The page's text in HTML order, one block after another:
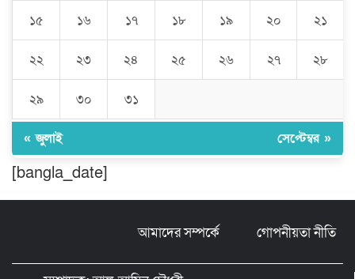
বিশ্বনাথে ‘প্রবাসী ওয়েলফেয়ার
গ্রেফতার ১ সিল-স্টাম্প প্যাড জব্দ।
ফেন্সিডিল ও ৩২ হাজার টাকা উদ্ধার, আটক ১
মাদকবিরোধী ক্যাম্পেইন
১৫ ১৬ ১৭ ১৮ ১৯ ২০ ২১
২২ ২৩ ২৪ ২৫ ২৬ ২৭ ২৮
২৯ ৩০ ৩১
« জুলাই সেপ্টেম্বর »
[bangla_date]
আমাদের সম্পর্কে গোপনীয়তা নীতি